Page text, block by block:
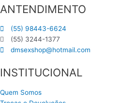
ANTENDIMENTO
(55) 98443-6624
(55) 3244-1377
dmsexshop@hotmail.com
INSTITUCIONAL
Quem Somos